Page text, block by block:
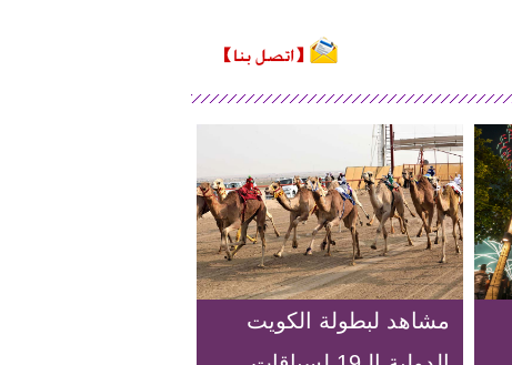
مشاهد لبطولة الكويت